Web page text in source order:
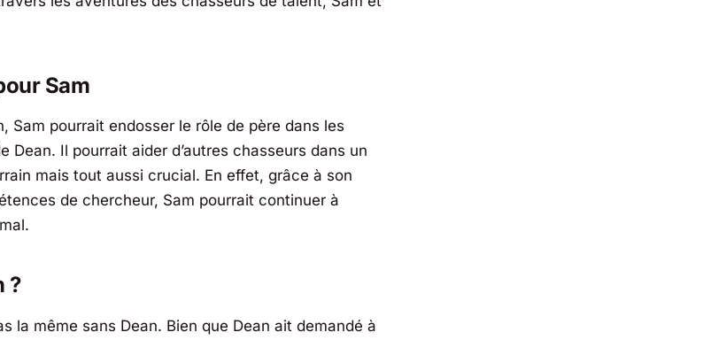
Sam
Sam pourrait endosser le rôle de père dans les
Dean. Il pourrait aider d’autres chasseurs dans un
mais tout aussi crucial. En effet, grâce à son
de chercheur, Sam pourrait continuer à
?
la même sans Dean. Bien que Dean ait demandé à